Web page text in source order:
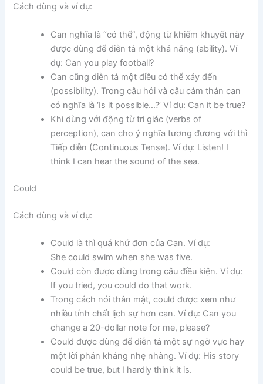
Cách dùng và ví dụ:
Can nghĩa là “có thể”, động từ khiếm khuyết này
được dùng để diễn tả một khả năng (ability). Ví
dụ: Can you play football?
Can cũng diễn tả một điều có thể xảy đến
(possibility). Trong câu hỏi và câu cảm thán can
có nghĩa là ‘Is it possible…?’ Ví dụ: Can it be true?
Khi dùng với động từ tri giác (verbs of
perception), can cho ý nghĩa tương đương với thì
Tiếp diễn (Continuous Tense). Ví dụ: Listen! I
think I can hear the sound of the sea.
Could
Cách dùng và ví dụ:
Could là thì quá khứ đơn của Can. Ví dụ:
She could swim when she was five.
Could còn được dùng trong câu điều kiện. Ví dụ:
If you tried, you could do that work.
Trong cách nói thân mật, could được xem như
nhiều tính chất lịch sự hơn can. Ví dụ: Can you
change a 20-dollar note for me, please?
Could được dùng để diễn tả một sự ngờ vực hay
một lời phản kháng nhẹ nhàng. Ví dụ: His story
could be true, but I hardly think it is.